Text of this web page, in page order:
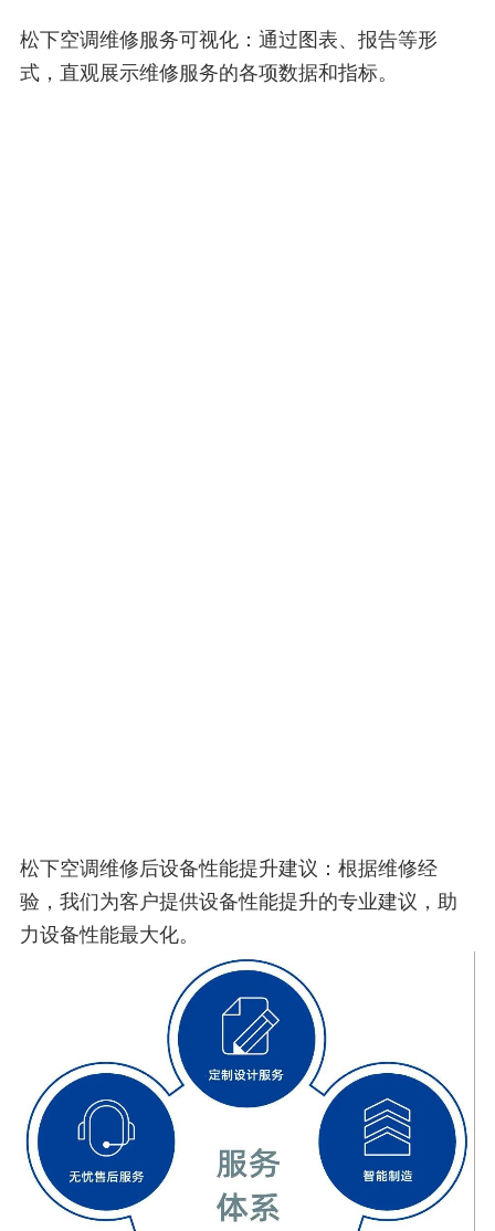
松下空调维修服务可视化：通过图表、报告等形
式，直观展示维修服务的各项数据和指标。
松下空调维修后设备性能提升建议：根据维修经
验，我们为客户提供设备性能提升的专业建议，助
力设备性能最大化。